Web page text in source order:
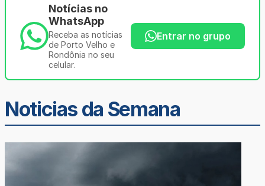
Notícias no
WhatsApp
Receba as notícias
de Porto Velho e
Rondônia no seu
celular.
Entrar no grupo
Noticias da Semana